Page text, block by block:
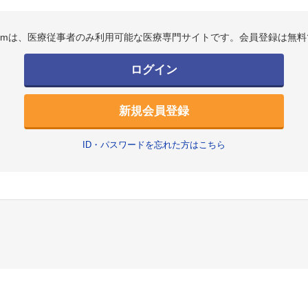
は、医療従事者のみ利用可能な医療専門サイトです。会員登録は無
ログイン
新規会員登録
ID・パスワードを忘れた方はこちら